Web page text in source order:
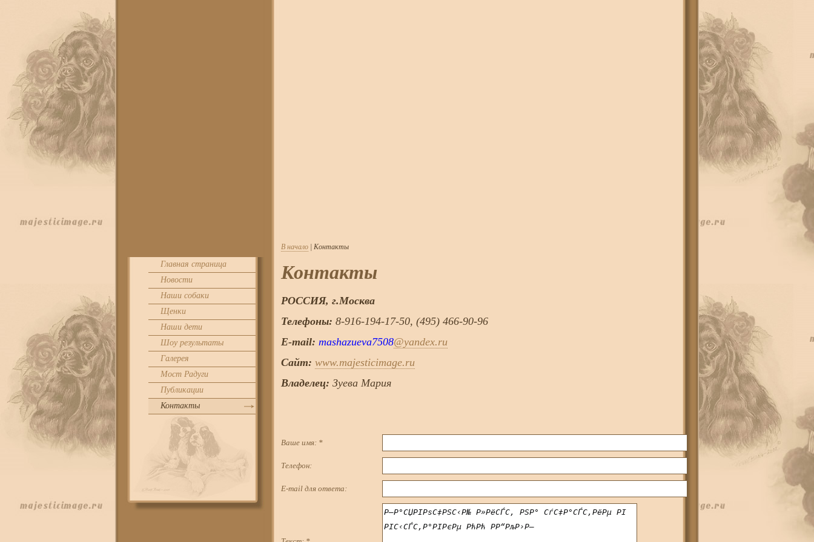
Главная страница
Новости
Наши собаки
Щенки
Наши дети
Шоу результаты
Галерея
Мост Радуги
Публикации
Контакты
В начало | Контакты
Контакты
РОССИЯ, г.Москва
Телефоны: 8-916-194-17-50, (495) 466-90-96
E-mail: mashazueva7508@yandex.ru
Сайт: www.majesticimage.ru
Владелец: Зуева Мария
Ваше имя: *
Телефон:
E-mail для ответа: